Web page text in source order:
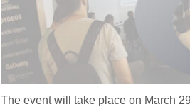
The event will take place on March